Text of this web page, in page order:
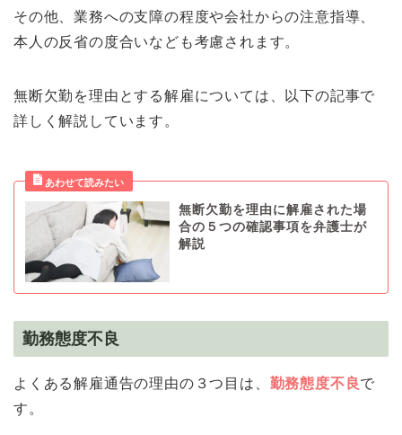
その他、業務への支障の程度や会社からの注意指導、
本人の反省の度合いなども考慮されます。
無断欠勤を理由とする解雇については、以下の記事で
詳しく解説しています。
無断欠勤を理由に解雇された場
合の５つの確認事項を弁護士が
解説
勤務態度不良
よくある解雇通告の理由の３つ目は、 勤務態度不良で
す。